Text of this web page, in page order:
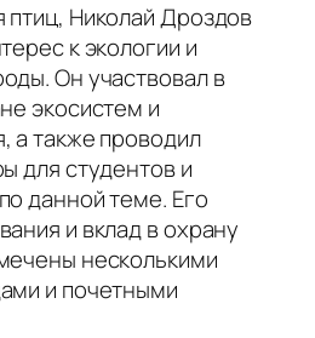
Николай Дроздов
к экологии и
Он участвовал в
экосистем и
а также проводил
для студентов и
данной теме. Его
и вклад в охрану
несколькими
и почетными